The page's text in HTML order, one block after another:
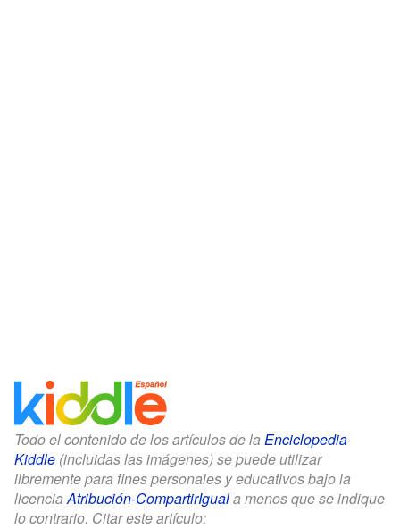
Todo el contenido de los artículos de la Enciclopedia
Kiddle (incluidas las imágenes) se puede utilizar
libremente para fines personales y educativos bajo la
licenciaAtribución-CompartirIguala menos que se indique
lo contrario. Citar este artículo: